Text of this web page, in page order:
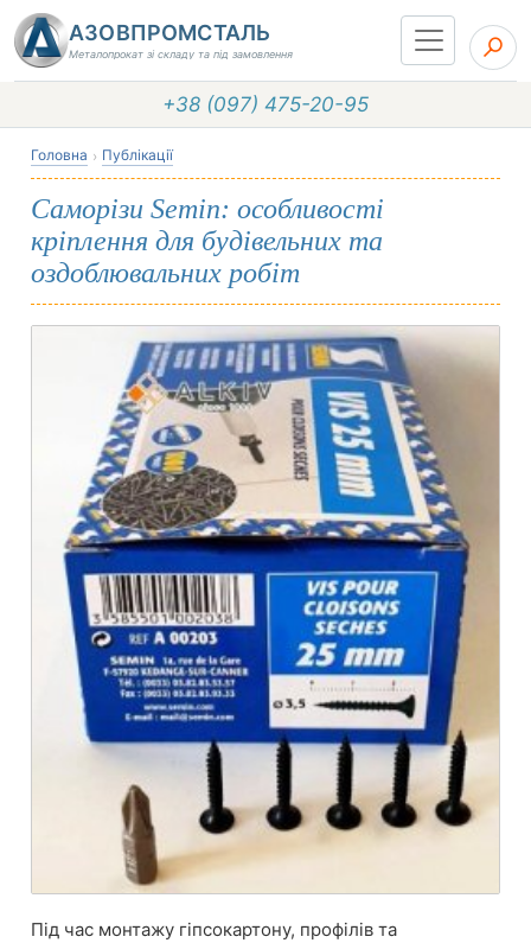
АЗОВПРОМСТАЛЬ
Металопрокат зі складу та під замовлення
+38 (097) 475-20-95
Головна Публікації
Саморізи Semin: особливості
кріплення для будівельних та
оздоблювальних робіт
Під час монтажу гіпсокартону, профілів та